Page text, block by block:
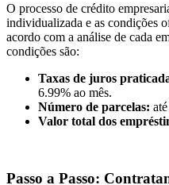
O processo de crédito
individualizada e as condições
acordo com a análise de cada
condições são:
Taxas de juros
6.99% ao mês.
Número de parcelas:
Valor total dos
Passo a Passo: